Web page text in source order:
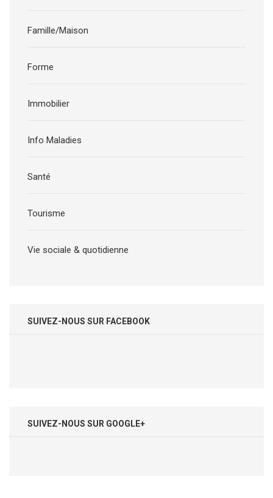
Famille/Maison
Forme
Immobilier
Info Maladies
Santé
Tourisme
Vie sociale & quotidienne
SUIVEZ-NOUS SUR FACEBOOK
SUIVEZ-NOUS SUR GOOGLE+